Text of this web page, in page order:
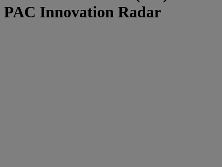
PAC Innovation Radar